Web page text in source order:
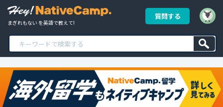
まぎれもない を英語で教えて!
質問する